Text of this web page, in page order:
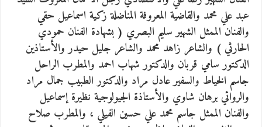
عبد علي محمد والقاضية المعروفة المناضلة زكية اسماعيل حقي
والفنان الممثل الشهير سليم البصري ( بشهادة الفنان حمودي
الحارثي ) والشاعر زاهد محمد والشاعر جليل حيدر والأستاذين
الدكتور سامي قربان والدكتور شهاب احمد والمطرب الراحل
جاسم الخياط والسفير عادل مراد والدكتور الطبيب جمال مراد
والروائي برهان شاوي والأستاذة الجيولوجية نظيرة إسماعيل
والفنان الممثل جاسم محمد علي حسين الفيلي ، والمطرب صلاح